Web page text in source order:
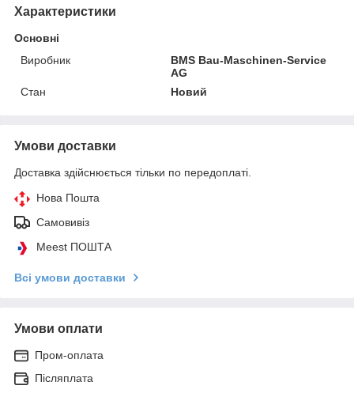
Характеристики
Основні
Виробник
BMS Bau-Maschinen-Service
AG
Стан
Новий
Умови доставки
Доставка здійснюється тільки по передоплаті.
Нова Пошта
Самовивіз
Meest ПОШТА
Всі умови доставки
Умови оплати
Пром-оплата
Післяплата